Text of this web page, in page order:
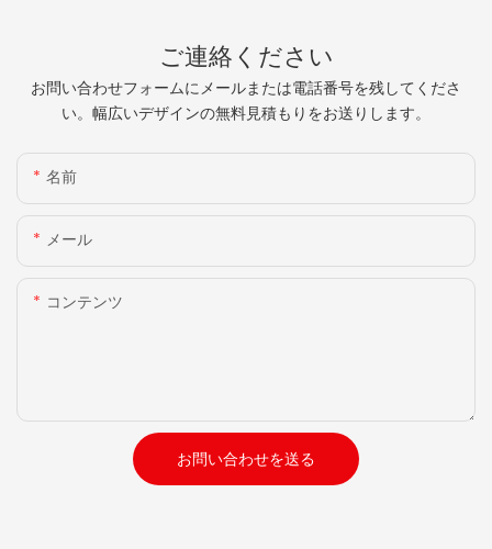
ご連絡ください
お問い合わせフォームにメールまたは電話番号を残してくださ
い。幅広いデザインの無料見積もりをお送りします。
名前
メール
コンテンツ
お問い合わせを送る